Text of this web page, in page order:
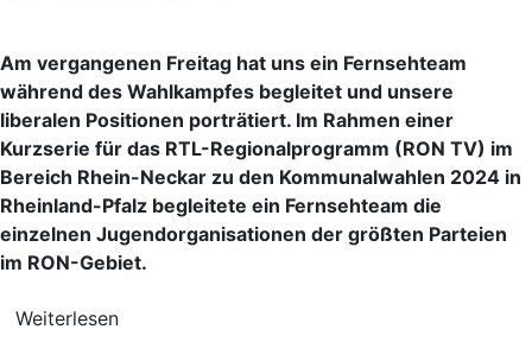
Am vergangenen Freitag hat uns ein Fernsehteam
während des Wahlkampfes begleitet und unsere
liberalen Positionen porträtiert. Im Rahmen einer
Kurzserie für das RTL-Regionalprogramm (RON TV) im
Bereich Rhein-Neckar zu den Kommunalwahlen 2024 in
Rheinland-Pfalz begleitete ein Fernsehteam die
einzelnen Jugendorganisationen der größten Parteien
im RON-Gebiet.
Weiterlesen